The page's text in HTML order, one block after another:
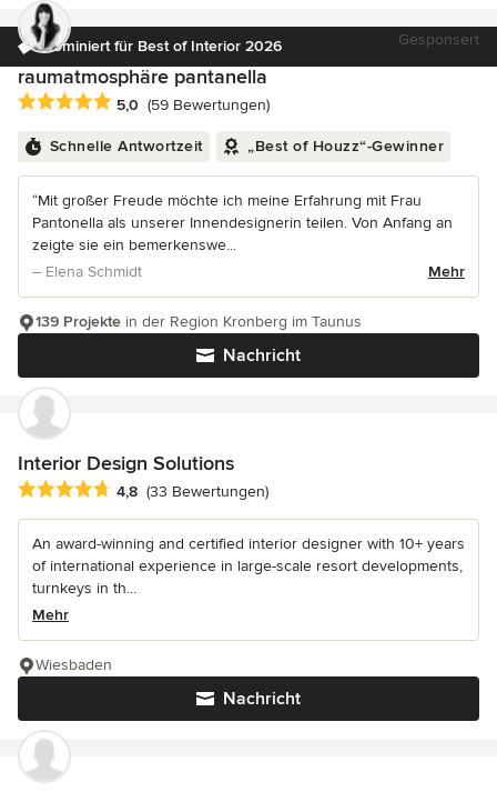
Nominiert für Best of Interior 2026 Gesponsert
raumatmosphäre pantanella
Durchschnittliche Bewertung: 5 von 5 Sternen
5,0 (59 Bewertungen)
Schnelle Antwortzeit „Best of Houzz“-Gewinner
“Mit großer Freude möchte ich meine Erfahrung mit Frau
Pantonella als unserer Innendesignerin teilen. Von Anfang an
zeigte sie ein bemerkenswe...
– Elena Schmidt
Mehr
Nachricht
139 Projekte in der Region Kronberg im Taunus
Interior Design Solutions
Durchschnittliche Bewertung: 4.8 von 5 Sternen
4,8 (33 Bewertungen)
An award-winning and certified interior designer with 10+ years
of international experience in large-scale resort developments,
turnkeys in th...
Mehr
Nachricht
Wiesbaden